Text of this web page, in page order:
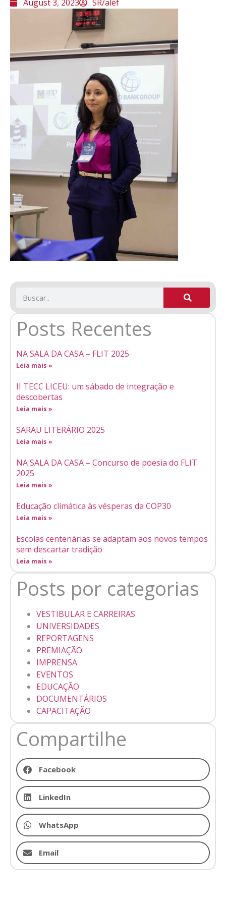
August 3, 2023 SR/alef
Posts Recentes
NA SALA DA CASA – FLIT 2025
Leia mais »
II TECC LICEU: um sábado de integração e
descobertas
Leia mais »
SARAU LITERÁRIO 2025
Leia mais »
NA SALA DA CASA – Concurso de poesia do FLIT
2025
Leia mais »
Educação climática às vésperas da COP30
Leia mais »
Escolas centenárias se adaptam aos novos tempos
sem descartar tradição
Leia mais »
Posts por categorias
VESTIBULAR E CARREIRAS
UNIVERSIDADES
REPORTAGENS
PREMIAÇÃO
IMPRENSA
EVENTOS
EDUCAÇÃO
DOCUMENTÁRIOS
CAPACITAÇÃO
Compartilhe
Facebook
LinkedIn
WhatsApp
Email